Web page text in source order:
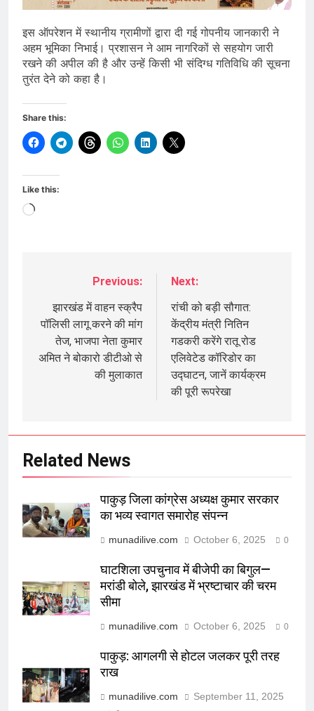
इस ऑपरेशन में स्थानीय ग्रामीणों द्वारा दी गई गोपनीय जानकारी ने
अहम भूमिका निभाई। प्रशासन ने आम नागरिकों से सहयोग जारी
रखने की अपील की है और उन्हें किसी भी संदिग्ध गतिविधि की सूचना
तुरंत देने को कहा है।
Share this:
Like this:
Loading…
navigation
Previous:
झारखंड में वाहन स्क्रैप
पॉलिसी लागू करने की मांग
तेज, भाजपा नेता कुमार
अमित ने बोकारो डीटीओ से
की मुलाकात
Next:
रांची को बड़ी सौगात:
केंद्रीय मंत्री नितिन
गडकरी करेंगे रातू रोड
एलिवेटेड कॉरिडोर का
उद्घाटन, जानें कार्यक्रम
की पूरी रूपरेखा
Related News
पाकुड़ जिला कांग्रेस अध्यक्ष कुमार सरकार
का भव्य स्वागत समारोह संपन्न
munadilive.com October 6, 2025 0
घाटशिला उपचुनाव में बीजेपी का बिगुल—
मरांडी बोले, झारखंड में भ्रष्टाचार की चरम
सीमा
munadilive.com October 6, 2025 0
पाकुड़: आगलगी से होटल जलकर पूरी तरह
राख
munadilive.com September 11, 2025